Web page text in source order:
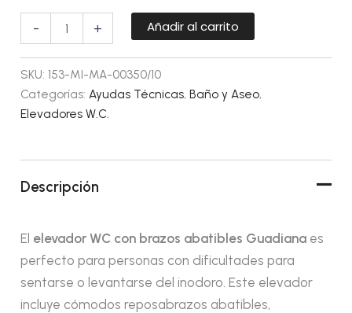
- + Añadir al carrito
SKU: 153-MI-MA-00350/10
Categorías:Ayudas Técnicas,Baño y Aseo,
Elevadores W.C.
Descripción
El elevador WC con brazos abatibles Guadiana es
perfecto para personas con dificultades para
sentarse o levantarse del inodoro. Este elevador
incluye cómodos reposabrazos abatibles,